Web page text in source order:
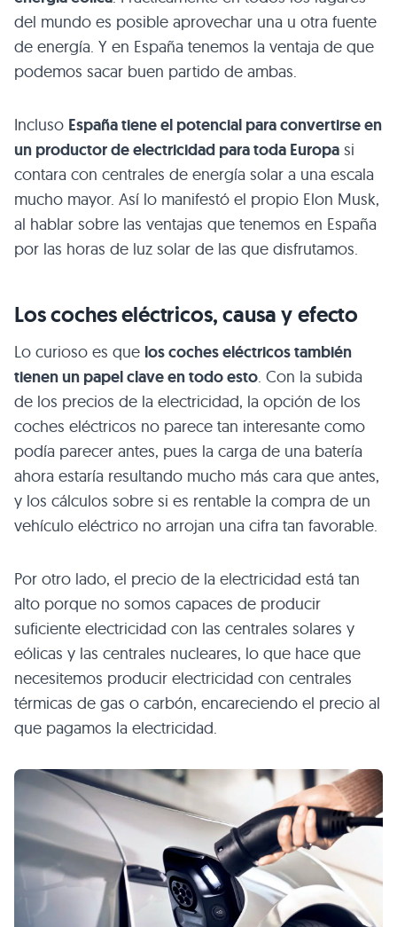
del mundo es posible aprovechar una u otra fuente
de energía. Y en España tenemos la ventaja de que
podemos sacar buen partido de ambas.
Incluso España tiene el potencial para convertirse en
un productor de electricidad para toda Europa si
contara con centrales de energía solar a una escala
mucho mayor. Así lo manifestó el propio Elon Musk,
al hablar sobre las ventajas que tenemos en España
por las horas de luz solar de las que disfrutamos.
Los coches eléctricos, causa y efecto
Lo curioso es que los coches eléctricos también
tienen un papel clave en todo esto. Con la subida
de los precios de la electricidad, la opción de los
coches eléctricos no parece tan interesante como
podía parecer antes, pues la carga de una batería
ahora estaría resultando mucho más cara que antes,
y los cálculos sobre si es rentable la compra de un
vehículo eléctrico no arrojan una cifra tan favorable.
Por otro lado, el precio de la electricidad está tan
alto porque no somos capaces de producir
suficiente electricidad con las centrales solares y
eólicas y las centrales nucleares, lo que hace que
necesitemos producir electricidad con centrales
térmicas de gas o carbón, encareciendo el precio al
que pagamos la electricidad.